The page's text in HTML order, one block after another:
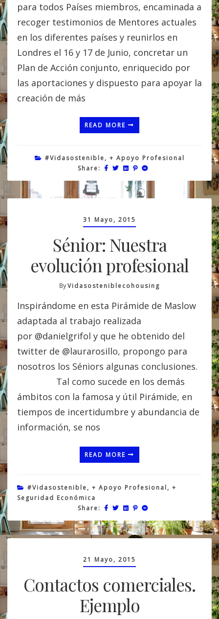
para todos Países miembros, encaminada a
recoger testimonios de Mentores actuales
en los diferentes países y reunirlos en
Londres el 16 y 17 de Junio, concretar un
Plan de Acción conjunto, enriquecido por
las aportaciones y dispuesto para apoyar la
creación de más
READ MORE
#vidasostenible, + Apoyo Profesional
Share:
31 Mayo, 2015
Sénior: Nuestra
evolución profesional
ByVidasosteniblecohousing
Inspirándome en esta Pirámide de Maslow
adaptada al trabajo realizada
por @danielgrifol y que he obtenido del
twitter de @laurarosillo, propongo para
nosotros los Séniors algunas conclusiones.
Tal como sucede en los demás
ámbitos con la famosa y útil Pirámide, en
tiempos de incertidumbre y abundancia de
información, se nos
READ MORE
#vidasostenible, + Apoyo Profesional, +
Seguridad Económica
Share:
21 Mayo, 2015
Contactos comerciales.
Ejemplo